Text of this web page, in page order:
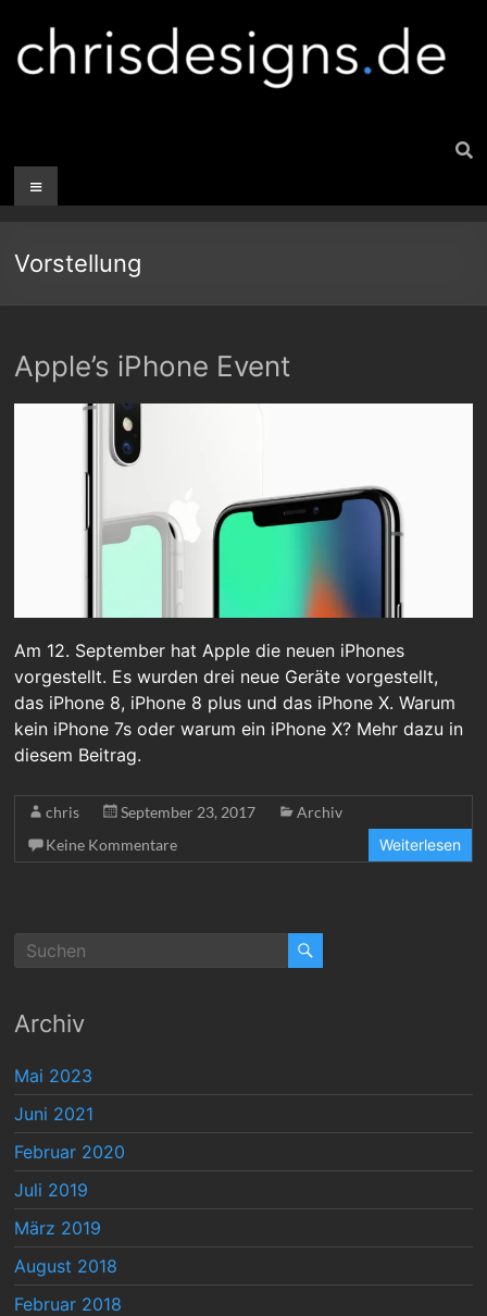
Vorstellung
Apple’s iPhone Event
Am 12. September hat Apple die neuen iPhones
vorgestellt. Es wurden drei neue Geräte vorgestellt,
das iPhone 8, iPhone 8 plus und das iPhone X. Warum
kein iPhone 7s oder warum ein iPhone X? Mehr dazu in
diesem Beitrag.
chris September 23, 2017
Archiv
Keine Kommentare
Weiterlesen
Archiv
Mai 2023
Juni 2021
Februar 2020
Juli 2019
März 2019
August 2018
Februar 2018